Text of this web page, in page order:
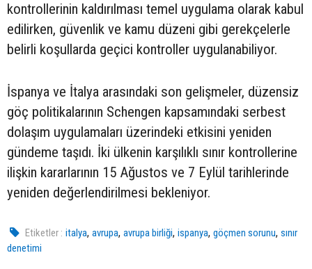
kontrollerinin kaldırılması temel uygulama olarak kabul
edilirken, güvenlik ve kamu düzeni gibi gerekçelerle
belirli koşullarda geçici kontroller uygulanabiliyor.
İspanya ve İtalya arasındaki son gelişmeler, düzensiz
göç politikalarının Schengen kapsamındaki serbest
dolaşım uygulamaları üzerindeki etkisini yeniden
gündeme taşıdı. İki ülkenin karşılıklı sınır kontrollerine
ilişkin kararlarının 15 Ağustos ve 7 Eylül tarihlerinde
yeniden değerlendirilmesi bekleniyor.
Etiketler : italya,avrupa,avrupa birliği,ispanya,göçmen sorunu,sınır
denetimi